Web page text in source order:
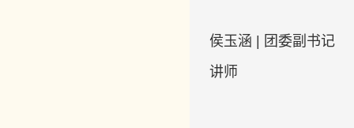
侯玉涵 | 团委副书记
讲师